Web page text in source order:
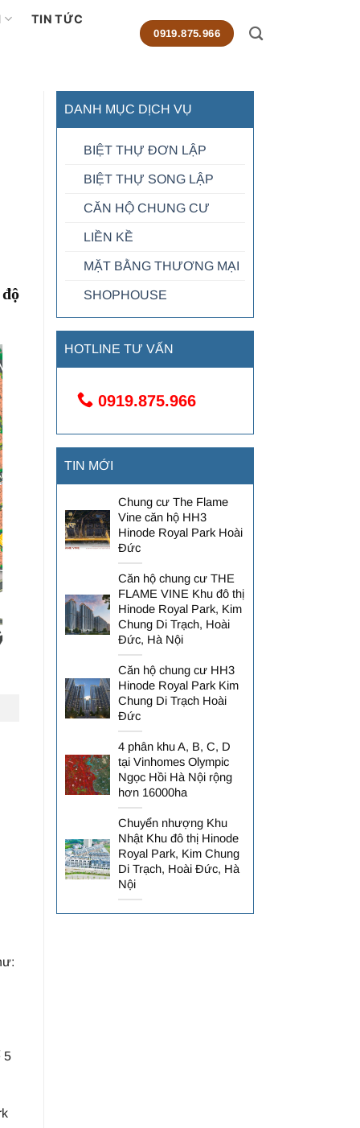
TIN TỨC
0919.875.966
5
DANH MỤC DỊCH VỤ
BIỆT THỰ ĐƠN LẬP
BIỆT THỰ SONG LẬP
CĂN HỘ CHUNG CƯ
LIỀN KỀ
MẶT BẰNG THƯƠNG MẠI
SHOPHOUSE
HOTLINE TƯ VẤN
0919.875.966
TIN MỚI
Chung cư The Flame
Vine căn hộ HH3
Hinode Royal Park Hoài
Đức
Căn hộ chung cư THE
FLAME VINE Khu đô thị
Hinode Royal Park, Kim
Chung Di Trạch, Hoài
Đức, Hà Nội
Căn hộ chung cư HH3
Hinode Royal Park Kim
Chung Di Trạch Hoài
Đức
4 phân khu A, B, C, D
tại Vinhomes Olympic
Ngọc Hồi Hà Nội rộng
hơn 16000ha
Chuyển nhượng Khu
Nhật Khu đô thị Hinode
Royal Park, Kim Chung
Di Trạch, Hoài Đức, Hà
Nội